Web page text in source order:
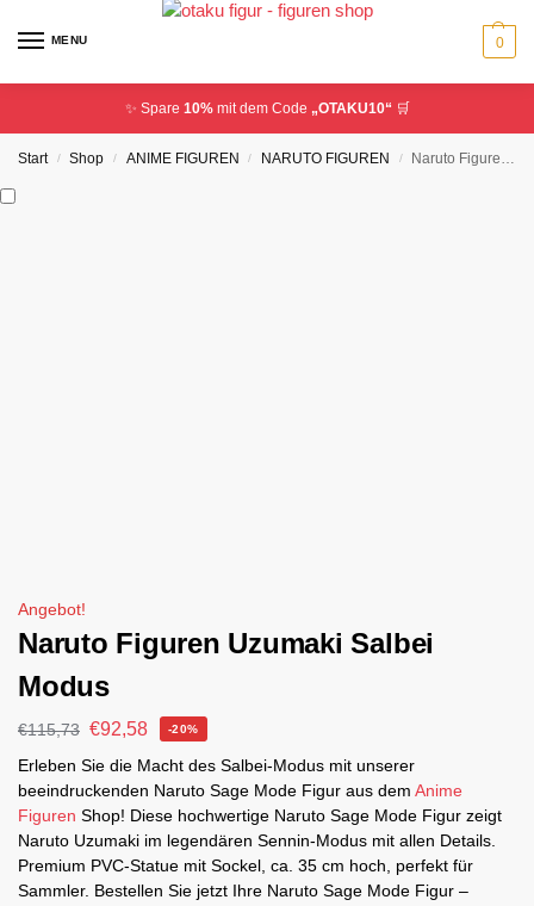
MENU 0
✨ Spare 10%mit dem Code „OTAKU10“ 🛒
Start / Shop / ANIME FIGUREN / NARUTO FIGUREN / Naruto Figuren Uzumaki Salbei Modus
Angebot!
Naruto Figuren Uzumaki Salbei
Modus
€115,73 €92,58 -20%
Erleben Sie die Macht des Salbei-Modus mit unserer
beeindruckenden Naruto Sage Mode Figur aus dem Anime
Figuren Shop! Diese hochwertige Naruto Sage Mode Figur zeigt
Naruto Uzumaki im legendären Sennin-Modus mit allen Details.
Premium PVC-Statue mit Sockel, ca. 35 cm hoch, perfekt für
Sammler. Bestellen Sie jetzt Ihre Naruto Sage Mode Figur –